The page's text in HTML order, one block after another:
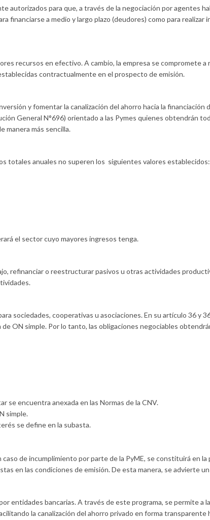
para que, a través de la negociación por agentes
a medio y largo plazo (deudores) como para realizar
recursos en efectivo. A cambio, la empresa se compromete
contractualmente en el prospecto de emisión.
y fomentar la canalización del ahorro hacia la
General N°696) orientado a las Pymes quienes obtendrán
manera más sencilla.
totales anuales no superen los siguientes valores establecidos:
el sector cuyo mayores ingresos tenga.
refinanciar o reestructurar pasivos u otras actividades
sociedades, cooperativas u asociaciones. En su artículo 36 y
ON simple. Por lo tanto, las obligaciones negociables
se encuentra anexada en las Normas de la CNV.
simple.
se define en la subasta.
de incumplimiento por parte de la PyME, se constituirá en la
en las condiciones de emisión. De esta manera, se advierte
bancarias. A través de este programa, se permite a
la canalización del ahorro privado en forma transparente